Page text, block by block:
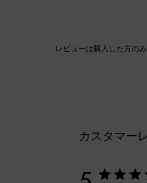
レビューは購入した方の
カスタマー